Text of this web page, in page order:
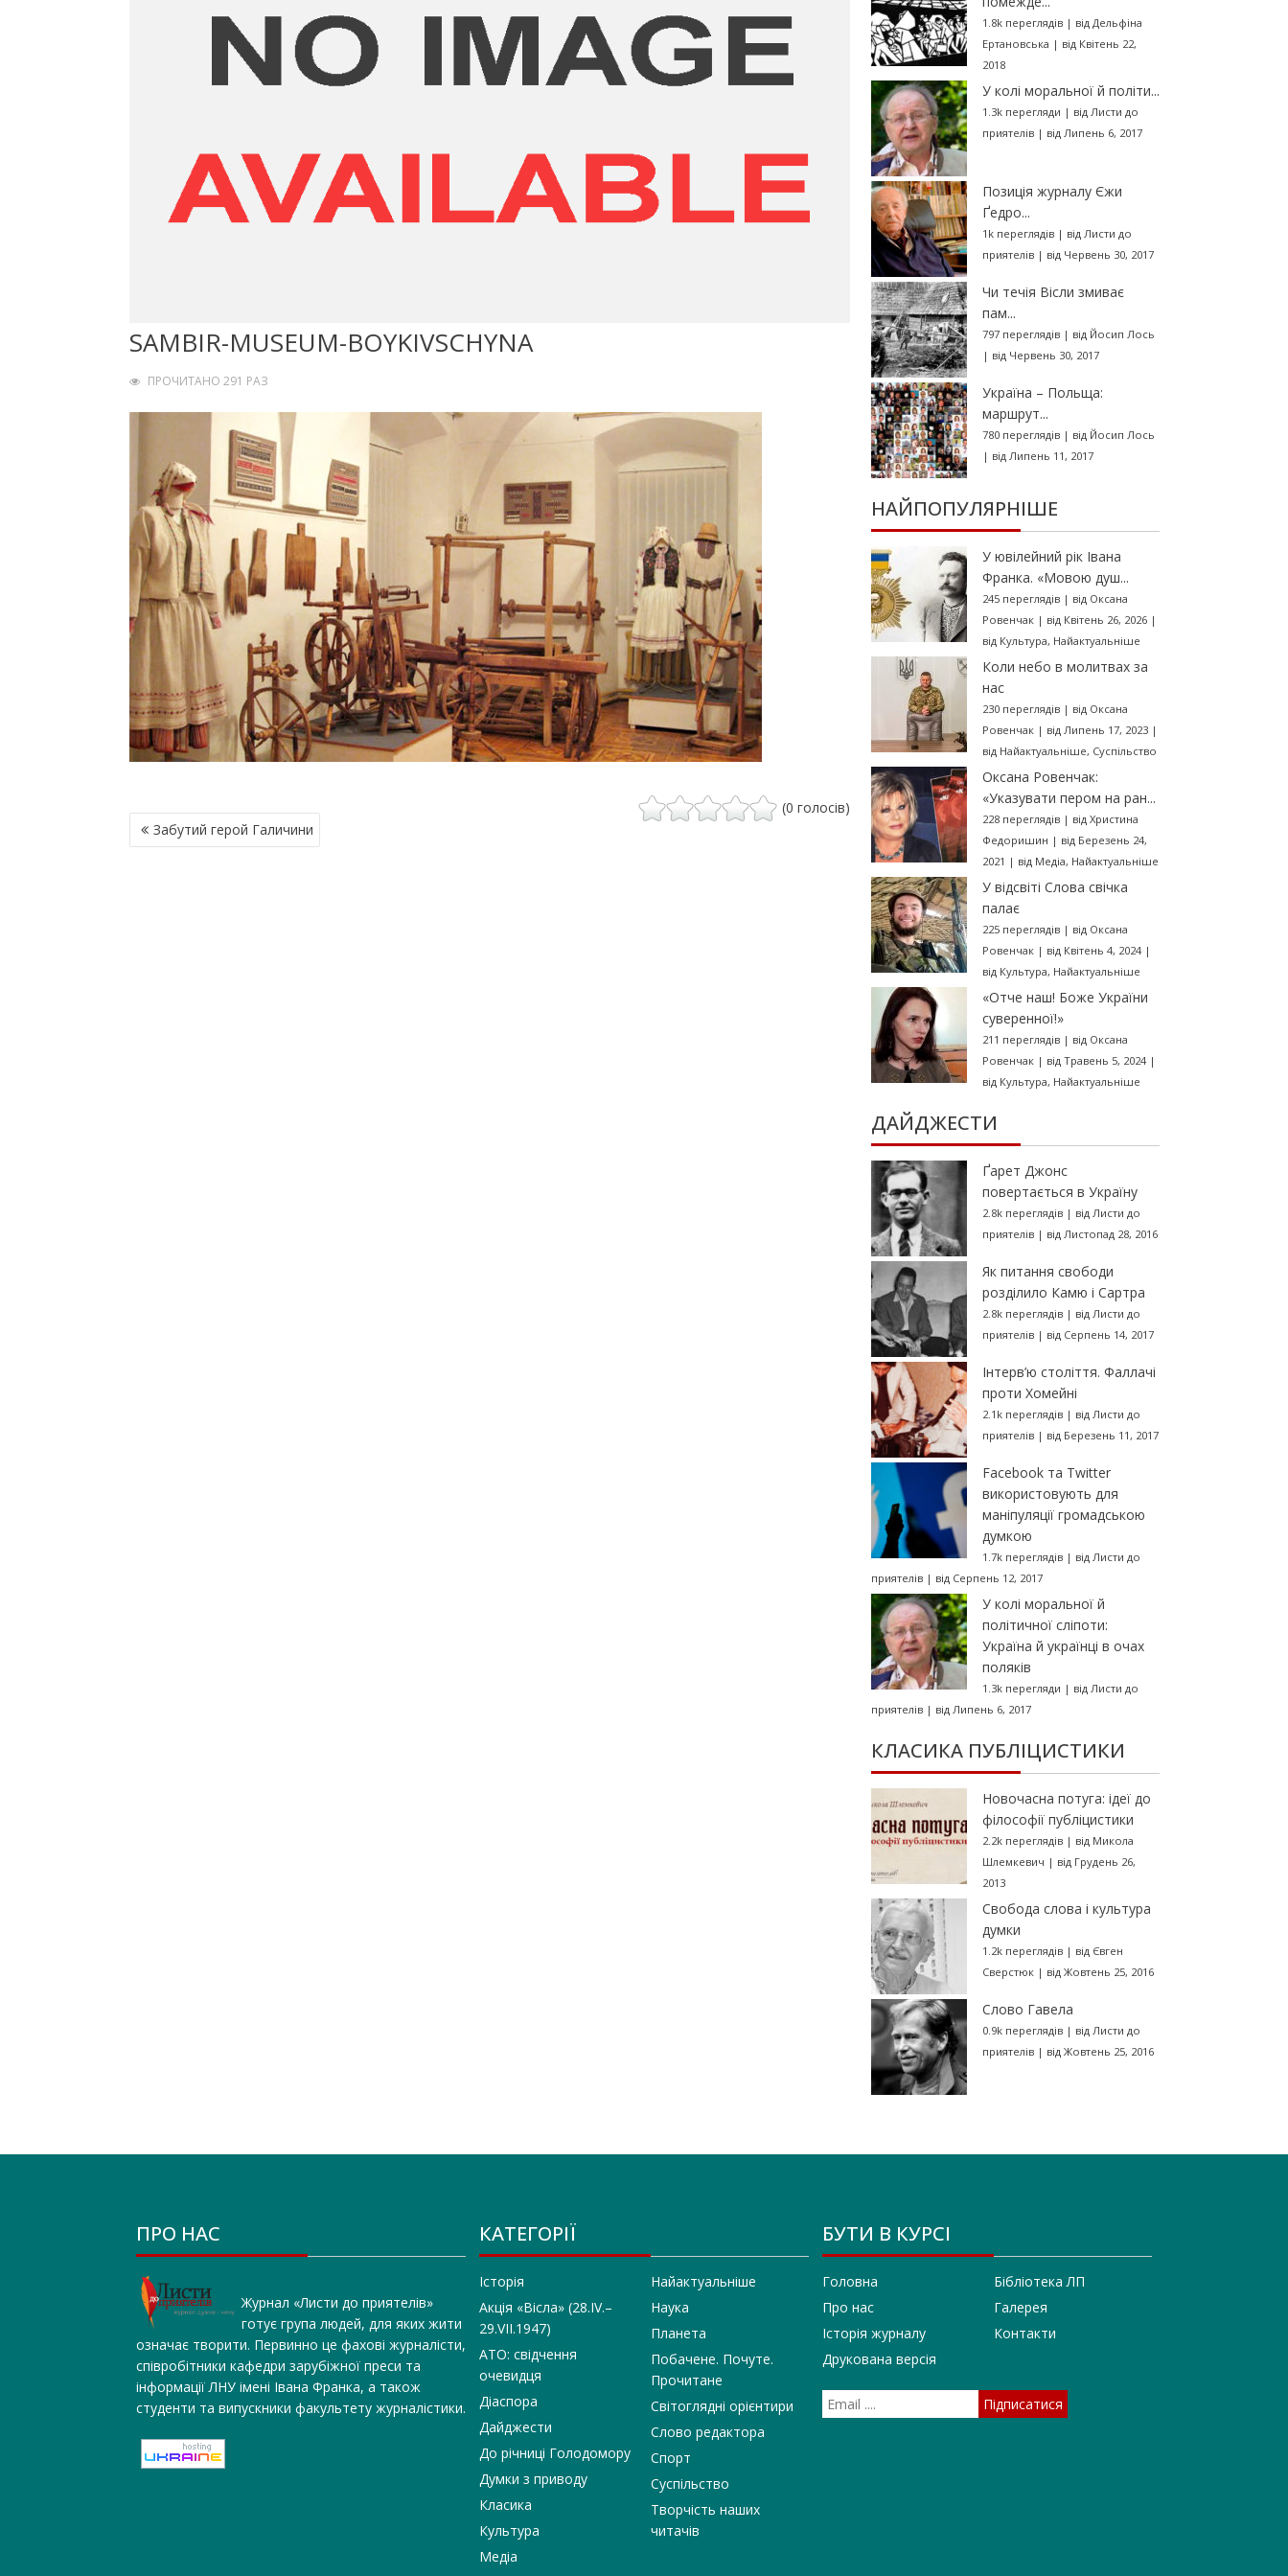
SAMBIR-MUSEUM-BOYKIVSCHYNA
ПРОЧИТАНО 291 РАЗ
(0 голосів)
Н
А
Забутий герой Галичини
1.8k переглядів| від Дельфіна
Ертановська | від Квітень 22,
2018
У колі моральної й політи...
1.3k перегляди | від Листи до
приятелів| від Липень 6, 2017
Позиція журналу Єжи
Ґедро...
1k переглядів| від Листи до
приятелів| від Червень 30, 2017
Чи течія Вісли змиває
пам...
797 переглядів| від Йосип Лось
| від Червень 30, 2017
Україна – Польща:
маршрут...
780 переглядів| від Йосип Лось
| від Липень 11, 2017
НАЙПОПУЛЯРНІШЕ
У ювілейний рік Івана
Франка. «Мовою душ...
245 переглядів| від Оксана
Ровенчак| від Квітень 26, 2026|
від Культура, Найактуальніше
Коли небо в молитвах за
нас
230 переглядів| від Оксана
Ровенчак| від Липень 17, 2023|
від Найактуальніше, Суспільство
Оксана Ровенчак:
«Указувати пером на ран...
228 переглядів| від Христина
Федоришин | від Березень 24,
2021 | від Медіа, Найактуальніше
У відсвіті Слова свічка
палає
225 переглядів| від Оксана
Ровенчак| від Квітень 4, 2024|
від Культура, Найактуальніше
«Отче наш! Боже України
суверенної!»
211 переглядів| від Оксана
Ровенчак| від Травень 5, 2024|
від Культура, Найактуальніше
ДАЙДЖЕСТИ
Ґарет Джонс
повертається в Україну
2.8k переглядів| від Листи до
приятелів| від Листопад 28, 2016
Як питання свободи
розділило Камю і Сартра
2.8k переглядів| від Листи до
приятелів| від Серпень 14, 2017
Інтерв’ю століття. Фаллачі
проти Хомейні
2.1k переглядів| від Листи до
приятелів| від Березень 11, 2017
Facebook та Twitter
використовують для
маніпуляції громадською
думкою
1.7k переглядів| від Листи до
приятелів| від Серпень 12, 2017
У колі моральної й
політичної сліпоти:
Україна й українці в очах
поляків
1.3k перегляди | від Листи до
приятелів| від Липень 6, 2017
КЛАСИКА ПУБЛІЦИСТИКИ
Новочасна потуга: ідеї до
філософії публіцистики
2.2k переглядів| від Микола
Шлемкевич | від Грудень 26,
2013
Свобода слова і культура
думки
1.2k переглядів| від Євген
Сверстюк| від Жовтень 25, 2016
Слово Гавела
0.9k переглядів| від Листи до
приятелів| від Жовтень 25, 2016
ПРО НАС
Журнал «Листи до приятелів»
готує група людей, для яких жити
означає творити. Первинно це фахові журналісти,
співробітники кафедри зарубіжної преси та
інформації ЛНУ імені Івана Франка, а також
студенти та випускники факультету журналістики.
КАТЕГОРІЇ
Історія
Акція «Вісла» (28.IV.–
29.VII.1947)
АТО: свідчення
очевидця
Діаспора
Дайджести
До річниці Голодомору
Думки з приводу
Класика
Культура
Медіа
Найактуальніше
Наука
Планета
Побачене. Почуте.
Прочитане
Світоглядні орієнтири
Слово редактора
Спорт
Суспільство
Творчість наших
читачів
БУТИ В КУРСІ
Головна
Про нас
Історія журналу
Друкована версія
Бібліотека ЛП
Галерея
Контакти